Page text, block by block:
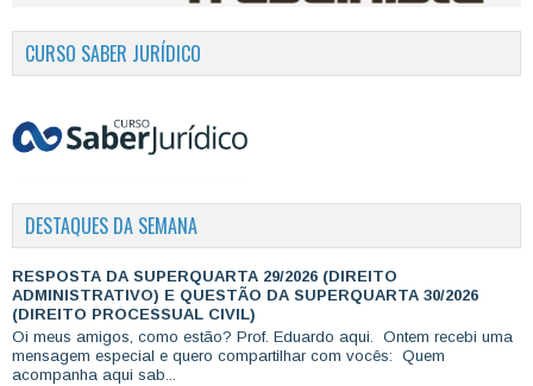
CURSO SABER JURÍDICO
DESTAQUES DA SEMANA
RESPOSTA DA SUPERQUARTA 29/2026 (DIREITO
ADMINISTRATIVO) E QUESTÃO DA SUPERQUARTA 30/2026
(DIREITO PROCESSUAL CIVIL)
Oi meus amigos, como estão? Prof. Eduardo aqui. Ontem recebi uma
mensagem especial e quero compartilhar com vocês: Quem
acompanha aqui sab...